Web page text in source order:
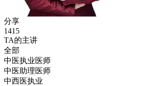
分享
1415
TA的主讲
全部
中医执业医师
中医助理医师
中西医执业